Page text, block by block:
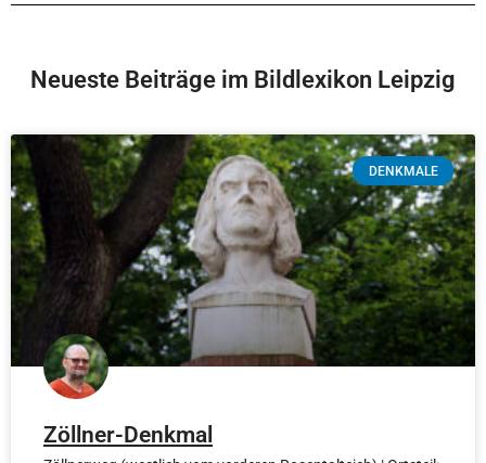
Neueste Beiträge im Bildlexikon Leipzig
DENKMALE
Zöllner-Denkmal